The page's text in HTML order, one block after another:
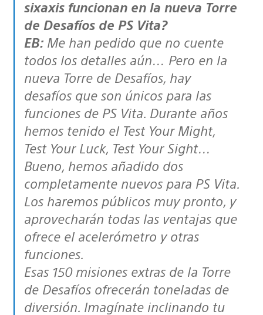
sixaxis funcionan en la nueva Torre
de Desafíos de PS Vita?
EB: Me han pedido que no cuente
todos los detalles aún… Pero en la
nueva Torre de Desafíos, hay
desafíos que son únicos para las
funciones de PS Vita. Durante años
hemos tenido el Test Your Might,
Test Your Luck, Test Your Sight…
Bueno, hemos añadido dos
completamente nuevos para PS Vita.
Los haremos públicos muy pronto, y
aprovecharán todas las ventajas que
ofrece el acelerómetro y otras
funciones.
Esas 150 misiones extras de la Torre
de Desafíos ofrecerán toneladas de
diversión. Imagínate inclinando tu